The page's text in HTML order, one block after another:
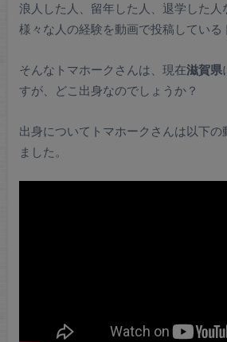
浪人した人、留年した人、退学した人
様々な人の経験を動画で投稿している
そんなトマホークさんは、現在滋賀県
すが、どこ出身なのでしょうか？
出身についてトマホークさんは以下の
ました。